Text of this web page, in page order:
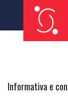
Informativa e